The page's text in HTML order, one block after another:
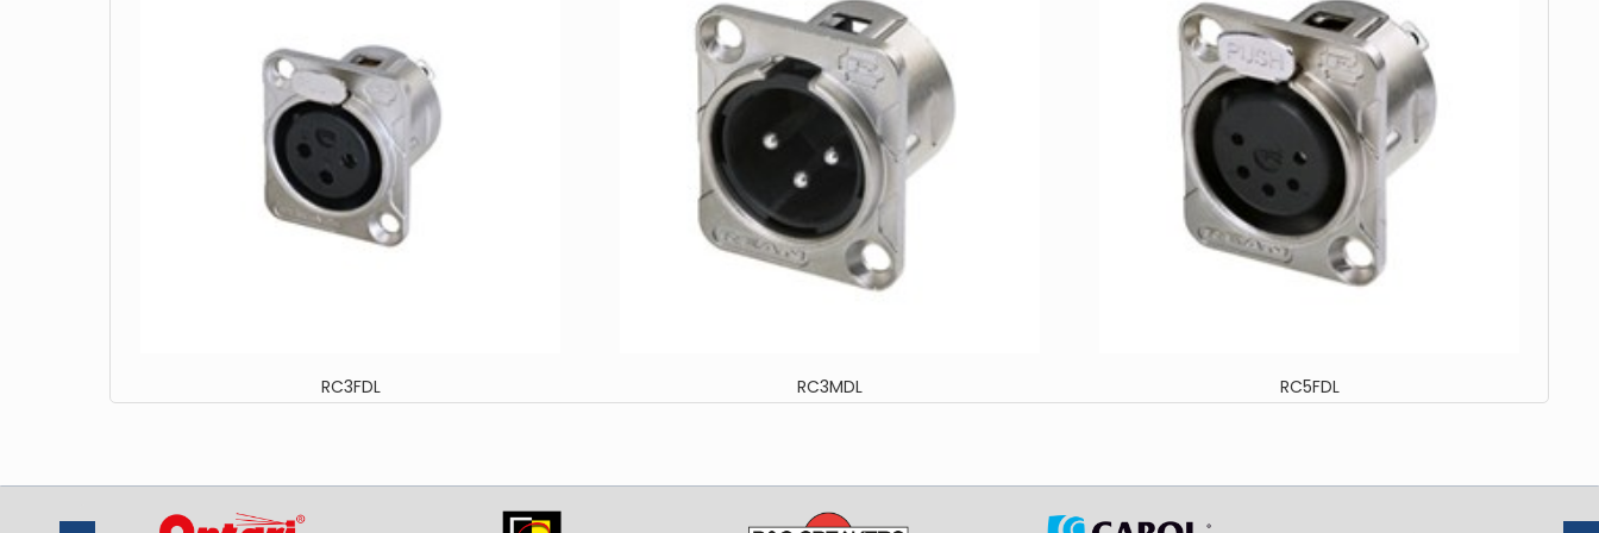
RC3FDL RC3MDL RC5FDL